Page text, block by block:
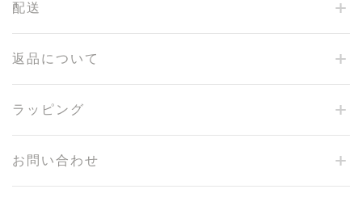
配送
返品について
ラッピング
お問い合わせ